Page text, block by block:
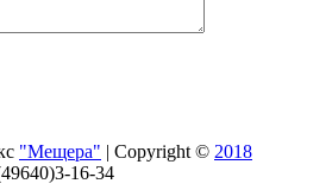
"Мещера" | Copyright © 2018
16-34